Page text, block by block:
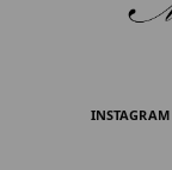
INSTAGRAM